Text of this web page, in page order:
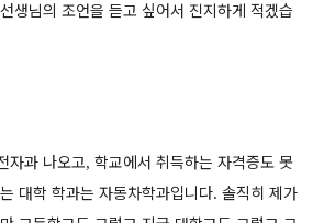
생님의 조언을 듣고 싶어서 진지하게 적겠습
자과 나오고, 학교에서 취득하는 자격증도 못
대학 학과는 자동차학과입니다. 솔직히 제가